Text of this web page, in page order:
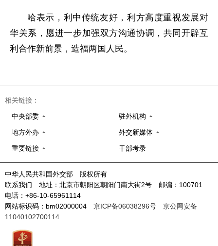
哈表示，利中传统友好，利方高度重视发展对
华关系，愿进一步加强双方沟通协调，共同开辟互
利合作新前景，造福两国人民。
相关链接：
中央部委 驻外机构
地方外办 外交新媒体
重要链接 干部考录
中华人民共和国外交部 版权所有
联系我们 地址：北京市朝阳区朝阳门南大街2号 邮编：100701
电话：+86-10-65961114
网站标识码：bm02000004 京ICP备06038296号
京公网安备
11040102700114